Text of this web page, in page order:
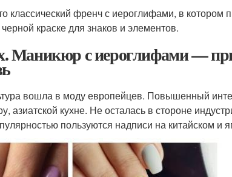
френч с иероглифами, в котором
краске для знаков и элементов.
Маникюр с иероглифами —
вошла в моду европейцев. Повышенный
азиатской кухне. Не осталась в стороне
пользуются надписи на китайском и